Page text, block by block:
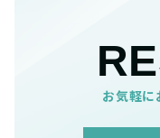
お気軽に